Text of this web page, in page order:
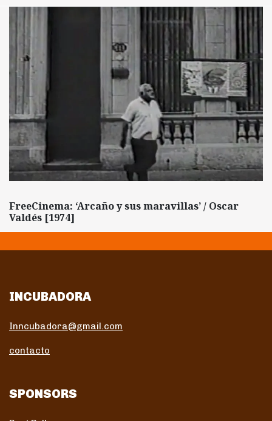
FreeCinema: ‘Arcaño y sus maravillas’ / Oscar
Valdés [1974]
INCUBADORA
Inncubadora@gmail.com
contacto
SPONSORS